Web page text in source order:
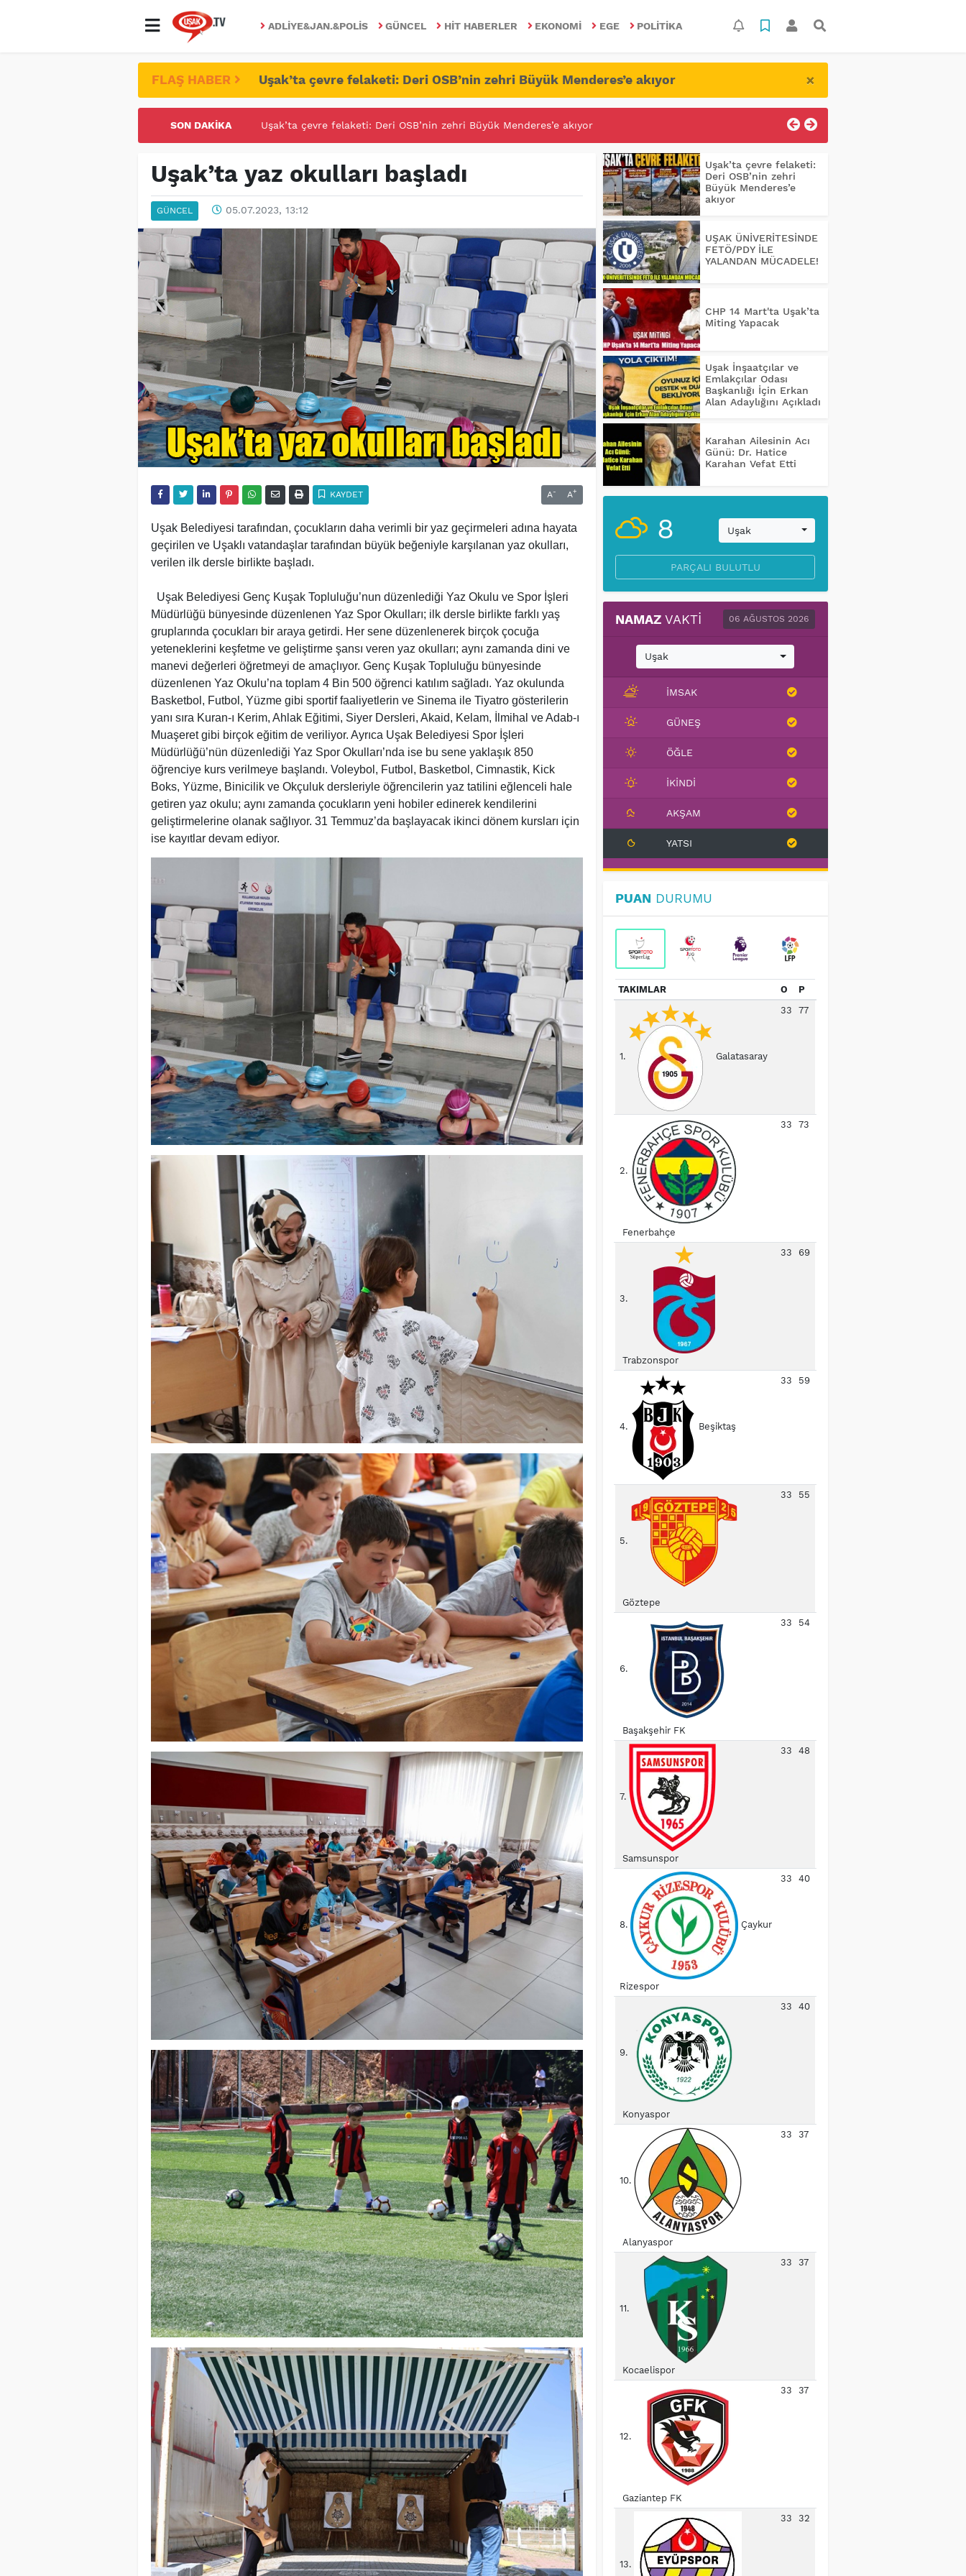
ADLIYE&JAN.&POLIS GÜNCEL HIT HABERLER EKONOMI EGE POLITIKA
FLAŞ HABER Uşak’ta çevre felaketi: Deri OSB’nin zehri Büyük Menderes’e akıyor ×
SON DAKIKA UŞAK ÜNİVERİTESİNDE FETÖ/PDY İLE YALANDAN MÜCADELE!
Uşak’ta yaz okulları başladı
GÜNCEL 05.07.2023, 13:12
KAYDET A- A+
Uşak Belediyesi tarafından, çocukların daha verimli bir yaz geçirmeleri adına hayata
geçirilen ve Uşaklı vatandaşlar tarafından büyük beğeniyle karşılanan yaz okulları,
verilen ilk dersle birlikte başladı.
Uşak Belediyesi Genç Kuşak Topluluğu’nun düzenlediği Yaz Okulu ve Spor İşleri
Müdürlüğü bünyesinde düzenlenen Yaz Spor Okulları; ilk dersle birlikte farklı yaş
gruplarında çocukları bir araya getirdi. Her sene düzenlenerek birçok çocuğa
yeteneklerini keşfetme ve geliştirme şansı veren yaz okulları; aynı zamanda dini ve
manevi değerleri öğretmeyi de amaçlıyor. Genç Kuşak Topluluğu bünyesinde
düzenlenen Yaz Okulu’na toplam 4 Bin 500 öğrenci katılım sağladı. Yaz okulunda
Basketbol, Futbol, Yüzme gibi sportif faaliyetlerin ve Sinema ile Tiyatro gösterilerin
yanı sıra Kuran-ı Kerim, Ahlak Eğitimi, Siyer Dersleri, Akaid, Kelam, İlmihal ve Adab-ı
Muaşeret gibi birçok eğitim de veriliyor. Ayrıca Uşak Belediyesi Spor İşleri
Müdürlüğü’nün düzenlediği Yaz Spor Okulları’nda ise bu sene yaklaşık 850
öğrenciye kurs verilmeye başlandı. Voleybol, Futbol, Basketbol, Cimnastik, Kick
Boks, Yüzme, Binicilik ve Okçuluk dersleriyle öğrencilerin yaz tatilini eğlenceli hale
getiren yaz okulu; aynı zamanda çocukların yeni hobiler edinerek kendilerini
geliştirmelerine olanak sağlıyor. 31 Temmuz’da başlayacak ikinci dönem kursları için
ise kayıtlar devam ediyor.
Uşak’ta çevre felaketi:
Deri OSB’nin zehri
Büyük Menderes’e
akıyor
UŞAK ÜNİVERİTESİNDE
FETÖ/PDY İLE
YALANDAN MÜCADELE!
CHP 14 Mart'ta Uşak’ta
Miting Yapacak
Uşak İnşaatçılar ve
Emlakçılar Odası
Başkanlığı İçin Erkan
Alan Adaylığını Açıkladı
Karahan Ailesinin Acı
Günü: Dr. Hatice
Karahan Vefat Etti
8 Uşak
PARÇALI BULUTLU
NAMAZ VAKTI 06 AĞUSTOS 2026
Uşak
İMSAK
GÜNEŞ
ÖĞLE
İKINDI
AKŞAM
YATSI
PUAN DURUMU
TAKIMLAR O P
1. Galatasaray
33 77
2.
Fenerbahçe
33 73
3.
Trabzonspor
33 69
4. Beşiktaş
33 59
5.
Göztepe
33 55
6.
Başakşehir FK
33 54
7.
Samsunspor
33 48
8. Çaykur
Rizespor
33 40
9.
Konyaspor
33 40
10.
Alanyaspor
33 37
11.
Kocaelispor
33 37
12.
Gaziantep FK
33 37
13.
33 32